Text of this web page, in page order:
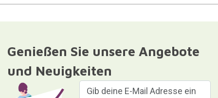
Genießen Sie unsere Angebote
und Neuigkeiten